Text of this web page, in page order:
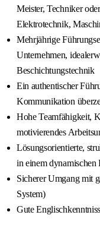
Meister, Techniker
Elektrotechnik,
Mehrjährige
Unternehmen,
Beschichtungstechnik
Ein authentischer
Kommunikation
Hohe Teamfähigkeit,
motivierendes
Lösungsorientierte,
in einem dynamischen
Sicherer Umgang mit
System)
Gute